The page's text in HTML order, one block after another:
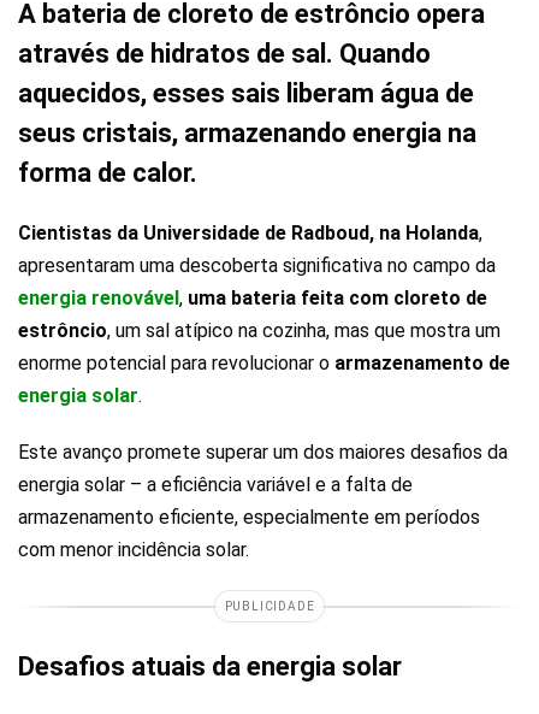
A bateria de cloreto de estrôncio opera
através de hidratos de sal. Quando
aquecidos, esses sais liberam água de
seus cristais, armazenando energia na
forma de calor.
Cientistas da Universidade de Radboud, na Holanda,
apresentaram uma descoberta significativa no campo da
energia renovável , uma bateria feita com cloreto de
estrôncio, um sal atípico na cozinha, mas que mostra um
enorme potencial para revolucionar o armazenamento de
energia solar.
Este avanço promete superar um dos maiores desafios da
energia solar – a eficiência variável e a falta de
armazenamento eficiente, especialmente em períodos
com menor incidência solar.
PUBLICIDADE
Desafios atuais da energia solar